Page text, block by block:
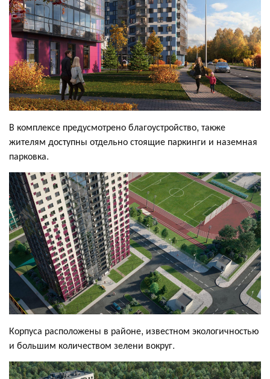
В комплексе предусмотрено благоустройство, также
жителям доступны отдельно стоящие паркинги и наземная
парковка.
Корпуса расположены в районе, известном экологичностью
и большим количеством зелени вокруг.